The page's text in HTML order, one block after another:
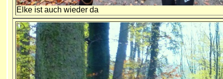
Elke ist auch wieder da